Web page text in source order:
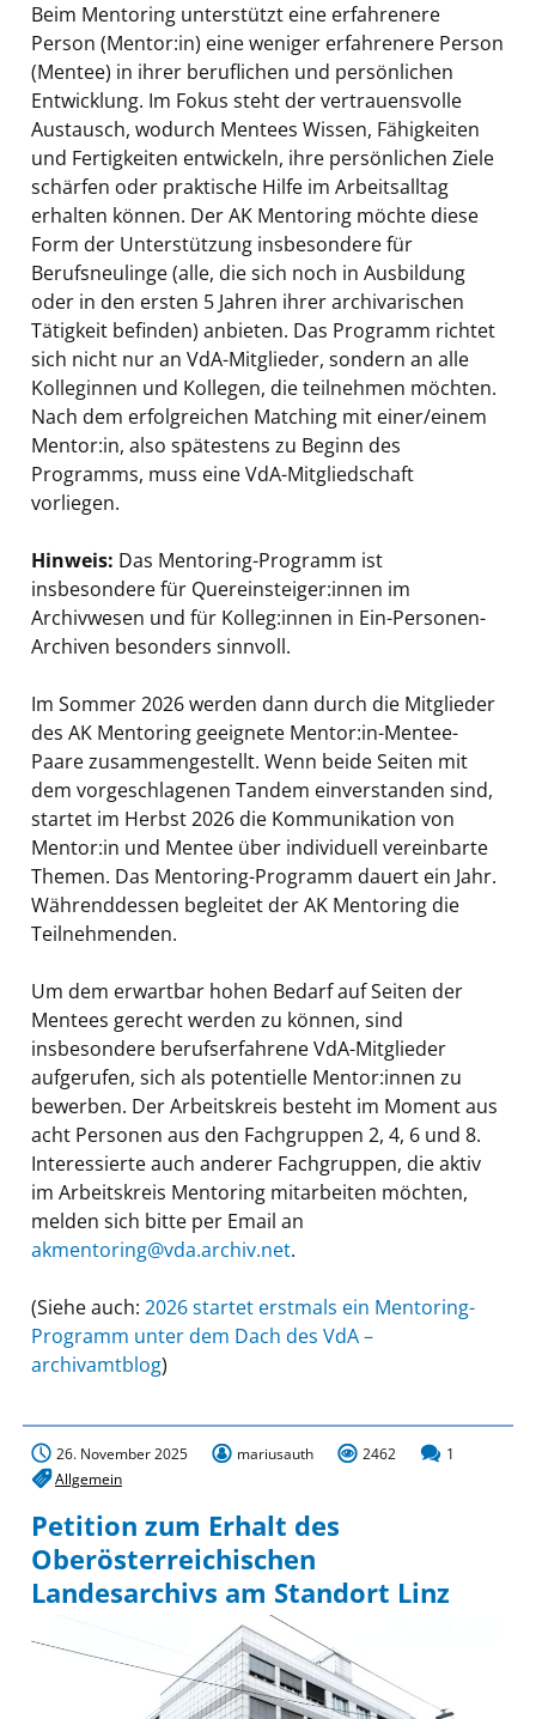
Beim Mentoring unterstützt eine erfahrenere
Person (Mentor:in) eine weniger erfahrenere Person
(Mentee) in ihrer beruflichen und persönlichen
Entwicklung. Im Fokus steht der vertrauensvolle
Austausch, wodurch Mentees Wissen, Fähigkeiten
und Fertigkeiten entwickeln, ihre persönlichen Ziele
schärfen oder praktische Hilfe im Arbeitsalltag
erhalten können. Der AK Mentoring möchte diese
Form der Unterstützung insbesondere für
Berufsneulinge (alle, die sich noch in Ausbildung
oder in den ersten 5 Jahren ihrer archivarischen
Tätigkeit befinden) anbieten. Das Programm richtet
sich nicht nur an VdA-Mitglieder, sondern an alle
Kolleginnen und Kollegen, die teilnehmen möchten.
Nach dem erfolgreichen Matching mit einer/einem
Mentor:in, also spätestens zu Beginn des
Programms, muss eine VdA-Mitgliedschaft
vorliegen.
Hinweis: Das Mentoring-Programm ist
insbesondere für Quereinsteiger:innen im
Archivwesen und für Kolleg:innen in Ein-Personen-
Archiven besonders sinnvoll.
Im Sommer 2026 werden dann durch die Mitglieder
des AK Mentoring geeignete Mentor:in-Mentee-
Paare zusammengestellt. Wenn beide Seiten mit
dem vorgeschlagenen Tandem einverstanden sind,
startet im Herbst 2026 die Kommunikation von
Mentor:in und Mentee über individuell vereinbarte
Themen. Das Mentoring-Programm dauert ein Jahr.
Währenddessen begleitet der AK Mentoring die
Teilnehmenden.
Um dem erwartbar hohen Bedarf auf Seiten der
Mentees gerecht werden zu können, sind
insbesondere berufserfahrene VdA-Mitglieder
aufgerufen, sich als potentielle Mentor:innen zu
bewerben. Der Arbeitskreis besteht im Moment aus
acht Personen aus den Fachgruppen 2, 4, 6 und 8.
Interessierte auch anderer Fachgruppen, die aktiv
im Arbeitskreis Mentoring mitarbeiten möchten,
melden sich bitte per Email an
akmentoring@vda.archiv.net.
(Siehe auch: 2026 startet erstmals ein Mentoring-
Programm unter dem Dach des VdA –
archivamtblog)
26. November 2025 mariusauth 2462
1
Allgemein
Petition zum Erhalt des
Oberösterreichischen
Landesarchivs am Standort Linz